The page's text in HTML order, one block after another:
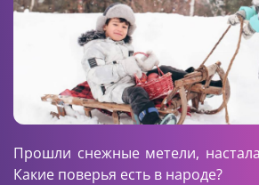
Прошли снежные метели,
Какие поверья есть в народе?